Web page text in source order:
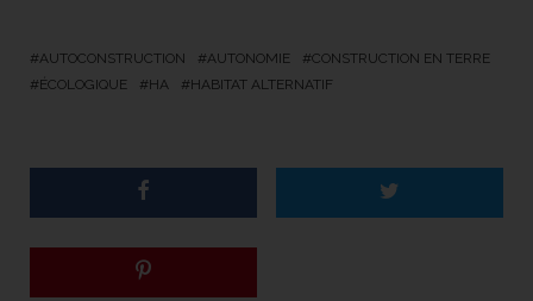
AUTOCONSTRUCTION AUTONOMIE
CONSTRUCTION EN TERRE
ÉCOLOGIQUE
HA HABITAT ALTERNATIF